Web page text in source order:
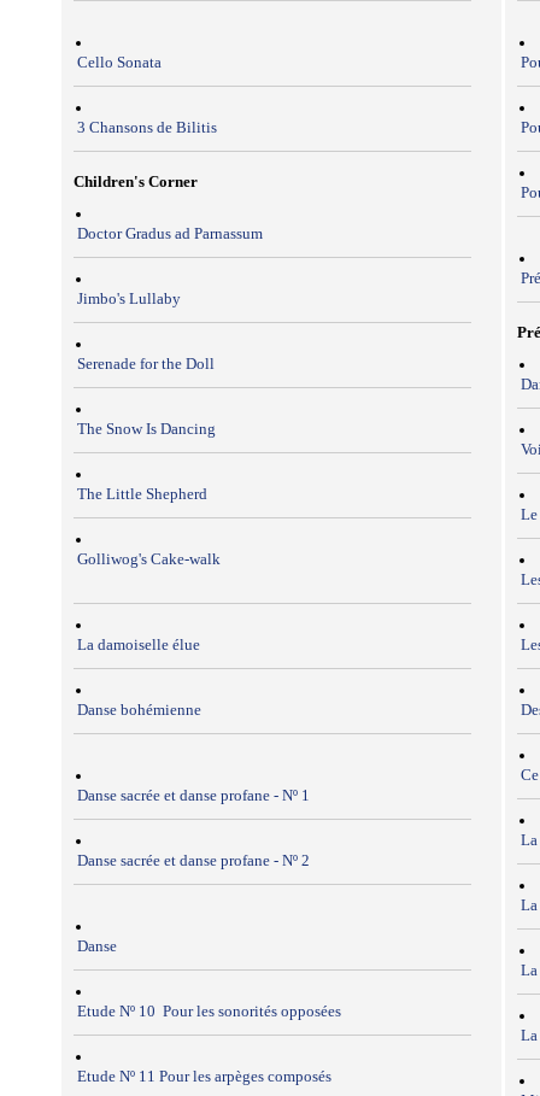
Cello Sonata
3 Chansons de Bilitis
Children's Corner
Doctor Gradus ad Parnassum
Jimbo's Lullaby
Serenade for the Doll
The Snow Is Dancing
The Little Shepherd
Golliwog's Cake-walk
La damoiselle élue
Danse bohémienne
Danse sacrée et danse profane - Nº 1
Danse sacrée et danse profane - Nº 2
Danse
Etude Nº 10 Pour les sonorités opposées
Etude Nº 11 Pour les arpèges composés
Le
La
La
La